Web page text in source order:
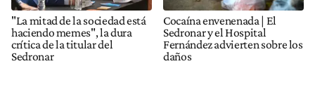
"La mitad de la sociedad está
haciendo memes", la dura
crítica de la titular del
Sedronar
Cocaína envenenada | El
Sedronar y el Hospital
Fernández advierten sobre los
daños